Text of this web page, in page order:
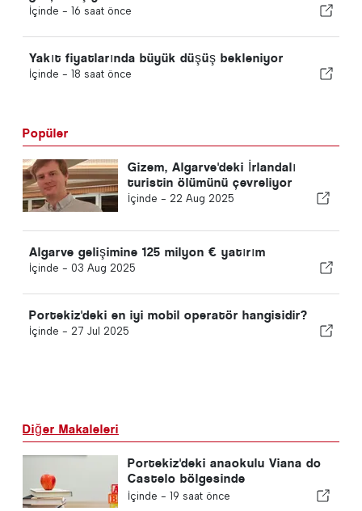
İçinde - 16 saat önce
Yakıt fiyatlarında büyük düşüş bekleniyor
İçinde - 18 saat önce
Popüler
Gizem, Algarve'deki İrlandalı
turistin ölümünü çevreliyor
İçinde - 22 Aug 2025
Algarve gelişimine 125 milyon € yatırım
İçinde - 03 Aug 2025
Portekiz'deki en iyi mobil operatör hangisidir?
İçinde - 27 Jul 2025
Diğer Makaleleri
Portekiz'deki anaokulu Viana do
Castelo bölgesinde
kapanmayacak
İçinde - 19 saat önce